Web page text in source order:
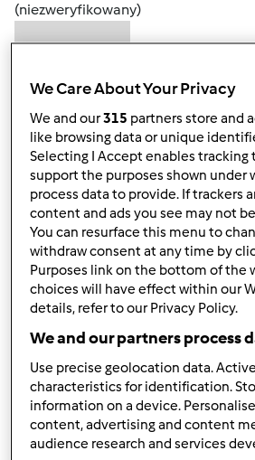
(niezweryfikowany)
pon., 10/07/2013 - 19:46
Witajcie
Jestem zainteresowany kupnem
tez i wątpliwosci
Pozdrawiam marek199
Góra strony
Zalogujlub
monika6500
We Care About Your Privacy
We and our315 partners store and
like browsing data or unique
Selecting I Accept enables
support the purposes shown under
process data to provide. If trackers
content and ads you see may not
You can resurface this menu to
withdraw consent at any time by
Purposes link on the bottom of the
choices will have effect within our
details, refer to our Privacy Policy.
We and our partners process
Use precise geolocation data.
characteristics for identification.
information on a device.
content, advertising and content
audience research and services